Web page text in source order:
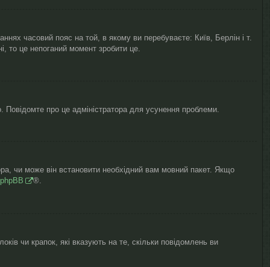
часовий пояс на той, в якому ви перебуваєте: Київ, Берлін і т.
то це непоганий момент зробити це.
про це адміністратора для усунення проблеми.
чи може він встановити необхідний вам мовний пакет. Якщо
phpBB
®.
чи крапок, які вказують на те, скільки повідомлень ви